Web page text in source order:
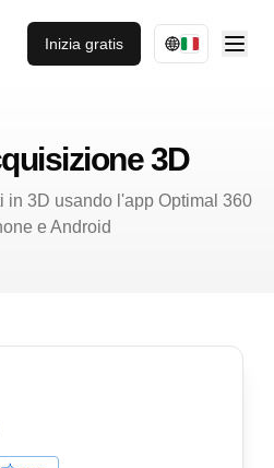
Inizia gratis
3D
in 3D usando l'app Optimal 360
e Android